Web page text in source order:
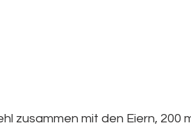
zusammen mit den Eiern, 200